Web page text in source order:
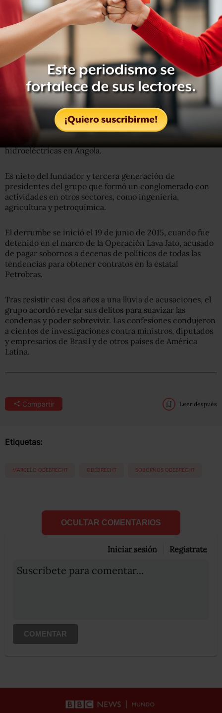
Dirigió la mayor constructora de América Latina,
responsable de obras en todo el mundo, desde el estadio
hidroeléctricas en Angola.
Es nieto del fundador y tercera generación de
presidentes del grupo que formó un conglomerado con
actividades en otros sectores, como ingeniería,
agricultura y petroquímica.
El derrumbe se inició el 19 de junio de 2015, cuando fue
detenido en el marco de la Operación Lava Jato, acusado
de pagar sobornos a decenas de políticos de todas las
tendencias para obtener contratos en la estatal
Petrobras.
Tras resistir casi dos años a una lluvia de acusaciones, el
grupo acordó revelar sus delitos para suavizar las
condenas y poder sobrevivir. Las confesiones condujeron
a cientos de investigaciones contra ministros, diputados
y empresarios de Brasil y de otros países de América
Latina.
Compartir Leer después
Etiquetas:
MARCELO ODEBRECHT ODEBRECHT SOBORNOS ODEBRECHT
OCULTAR COMENTARIOS
Iniciar sesión Registrate
Suscribete para comentar...
COMENTAR